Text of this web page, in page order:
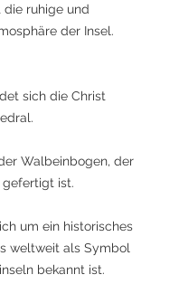
die ruhige und
der Insel.
sich die Christ
Walbeinbogen, der
ist.
um ein historisches
weltweit als Symbol
bekannt ist.